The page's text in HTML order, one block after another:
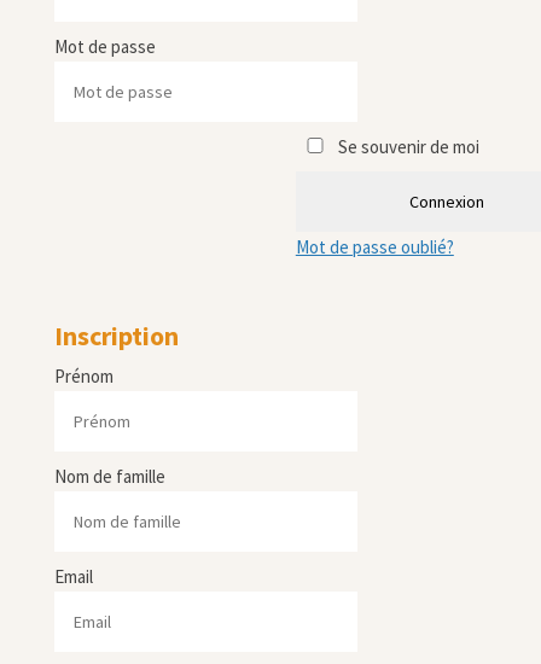
Mot de passe
Se souvenir de moi
Connexion
Mot de passe oublié?
Inscription
Prénom
Nom de famille
Email